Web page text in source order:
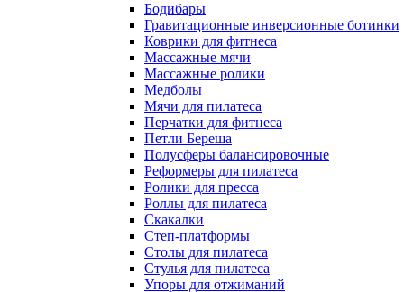
Бодибары
Гравитационные инверсионные ботинки
Коврики для фитнеса
Массажные мячи
Массажные ролики
Медболы
Мячи для пилатеса
Перчатки для фитнеса
Петли Береша
Полусферы балансировочные
Реформеры для пилатеса
Ролики для пресса
Роллы для пилатеса
Скакалки
Степ-платформы
Столы для пилатеса
Стулья для пилатеса
Упоры для отжиманий